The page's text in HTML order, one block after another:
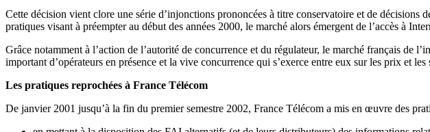
Cette décision vient clore une série d’injonctions prononcées à titre conservatoire et de
pratiques visant à préempter au début des années 2000, le marché alors émergent de l’accès à
Grâce notamment à l’action de l’autorité de concurrence et du régulateur, le marché français de
important d’opérateurs en présence et la vive concurrence qui s’exerce entre eux sur les prix et
Les pratiques reprochées à France Télécom
De janvier 2001 jusqu’à la fin du premier semestre 2002, France Télécom a mis en œuvre des